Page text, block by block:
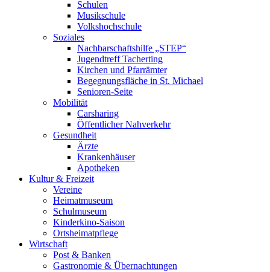
Schulen
Musikschule
Volkshochschule
Soziales
Nachbarschaftshilfe „STEP“
Jugendtreff Tacherting
Kirchen und Pfarrämter
Begegnungsfläche in St. Michael
Senioren-Seite
Mobilität
Carsharing
Öffentlicher Nahverkehr
Gesundheit
Ärzte
Krankenhäuser
Apotheken
Kultur & Freizeit
Vereine
Heimatmuseum
Schulmuseum
Kinderkino-Saison
Ortsheimatpflege
Wirtschaft
Post & Banken
Gastronomie & Übernachtungen